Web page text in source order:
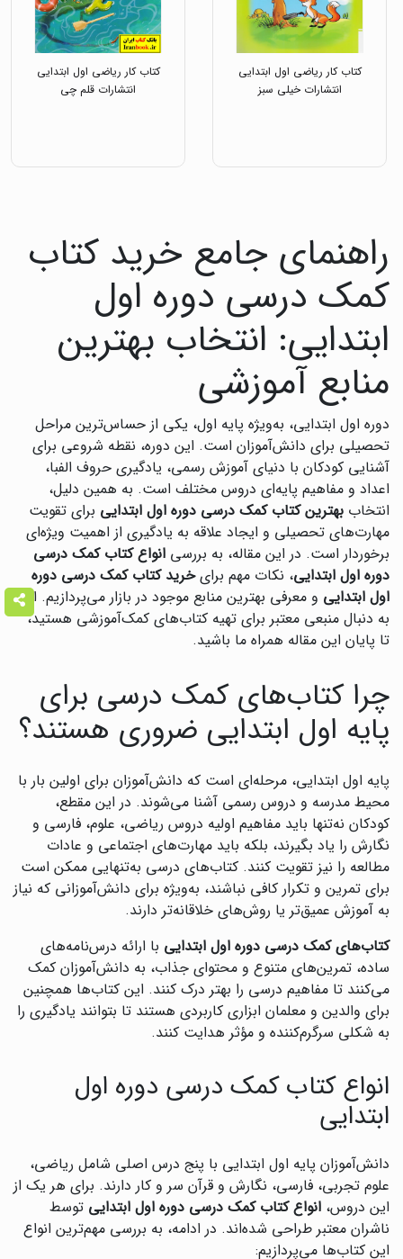
کتاب کار ریاضی اول ابتدایی
انتشارات خیلی سبز
کتاب کار ریاضی اول ابتدایی
انتشارات قلم چی
راهنمای جامع خرید کتاب
کمک درسی دوره اول
ابتدایی: انتخاب بهترین
منابع آموزشی
دوره اول ابتدایی، به‌ویژه پایه اول، یکی از حساس‌ترین مراحل
تحصیلی برای دانش‌آموزان است. این دوره، نقطه شروعی برای
آشنایی کودکان با دنیای آموزش رسمی، یادگیری حروف الفبا،
اعداد و مفاهیم پایه‌ای دروس مختلف است. به همین دلیل،
انتخاب بهترین کتاب کمک درسی دوره اول ابتدایی برای تقویت
مهارت‌های تحصیلی و ایجاد علاقه به یادگیری از اهمیت ویژه‌ای
برخوردار است. در این مقاله، به بررسی انواع کتاب کمک درسی
دوره اول ابتدایی، نکات مهم برایخرید کتاب کمک درسی دوره
اول ابتدایی و معرفی بهترین منابع موجود در بازار می‌پردازیم. اگر
به دنبال منبعی معتبر برای تهیه کتاب‌های کمک‌آموزشی هستید،
تا پایان این مقاله همراه ما باشید.
چرا کتاب‌های کمک درسی برای
پایه اول ابتدایی ضروری هستند؟
پایه اول ابتدایی، مرحله‌ای است که دانش‌آموزان برای اولین بار با
محیط مدرسه و دروس رسمی آشنا می‌شوند. در این مقطع،
کودکان نه‌تنها باید مفاهیم اولیه دروس ریاضی، علوم، فارسی و
نگارش را یاد بگیرند، بلکه باید مهارت‌های اجتماعی و عادات
مطالعه را نیز تقویت کنند. کتاب‌های درسی به‌تنهایی ممکن است
برای تمرین و تکرار کافی نباشند، به‌ویژه برای دانش‌آموزانی که نیاز
به آموزش عمیق‌تر یا روش‌های خلاقانه‌تر دارند.
کتاب‌های کمک درسی دوره اول ابتدایی با ارائه درس‌نامه‌های
ساده، تمرین‌های متنوع و محتوای جذاب، به دانش‌آموزان کمک
می‌کنند تا مفاهیم درسی را بهتر درک کنند. این کتاب‌ها همچنین
برای والدین و معلمان ابزاری کاربردی هستند تا بتوانند یادگیری را
به شکلی سرگرم‌کننده و مؤثر هدایت کنند.
انواع کتاب کمک درسی دوره اول
ابتدایی
دانش‌آموزان پایه اول ابتدایی با پنج درس اصلی شامل ریاضی،
علوم تجربی، فارسی، نگارش و قرآن سر و کار دارند. برای هر یک از
این دروس، انواع کتاب کمک درسی دوره اول ابتدایی توسط
ناشران معتبر طراحی شده‌اند. در ادامه، به بررسی مهم‌ترین انواع
این کتاب‌ها می‌پردازیم: